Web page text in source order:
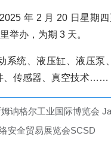
年 2 月 20 日星期
举办，为期 3 天。
系统、液压缸、液压泵
、传感器、真空技术……
讷格尔工业国际博览会
安全贸易展览会SCSD